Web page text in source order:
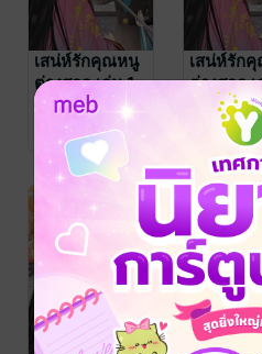
เสน่ห์รักคุณหนู
ต่างสกุล เล่ม 1
จือจือ (吱吱)
/ Ink
Stone
นิยายรักจีนโบราณ
7 Rating
เสน่ห์รัก
ต่างสกุล
จือจือ (吱吱)
Stone
นิยายรักจีนโ
4 Rating